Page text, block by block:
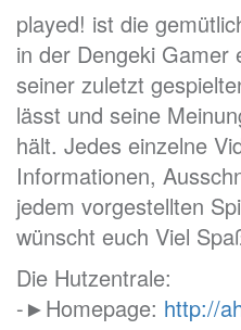
played! ist die
in der Dengeki Gamer
seiner zuletzt
lässt und seine
hält. Jedes einzelne
Informationen,
jedem vorgestellten
wünscht euch Viel
Die Hutzentrale:
-►Homepage: http://